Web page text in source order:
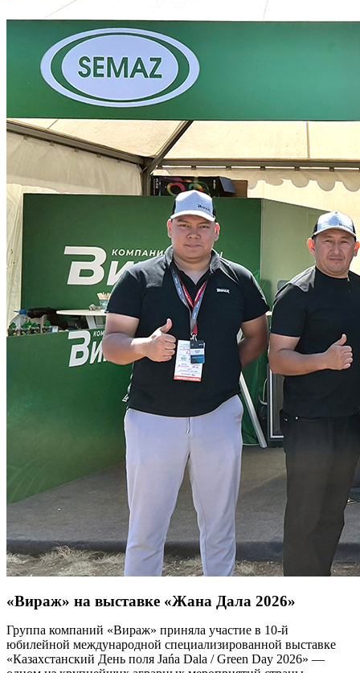
«Вираж» на выставке «Жана Дала 2026»
Группа компаний «Вираж» приняла участие в 10-й
юбилейной международной специализированной выставке
«Казахстанский День поля Jańa Dala / Green Day 2026» —